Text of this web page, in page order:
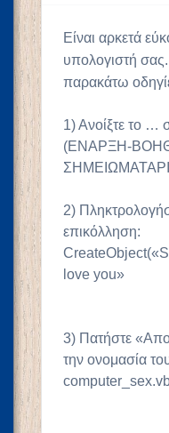
Είναι αρκετά
υπολογιστή
παρακάτω
1) Ανοίξτε το …
(ENAΡΞΗ-
2)
επικόλληση:
love you»
3) Πατήστε
την ονομασία